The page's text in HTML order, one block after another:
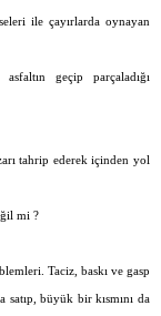
ile çayırlarda oynayan
geçip parçaladığı
tahrip ederek içinden yol
mi ?
Taciz, baskı ve gasp
büyük bir kısmını da